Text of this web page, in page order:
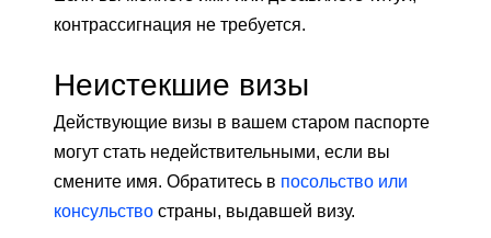
контрассигнация не требуется.
Неистекшие визы
Действующие визы в вашем старом паспорте
могут стать недействительными, если вы
смените имя. Обратитесь в посольство или
консульство страны, выдавшей визу.